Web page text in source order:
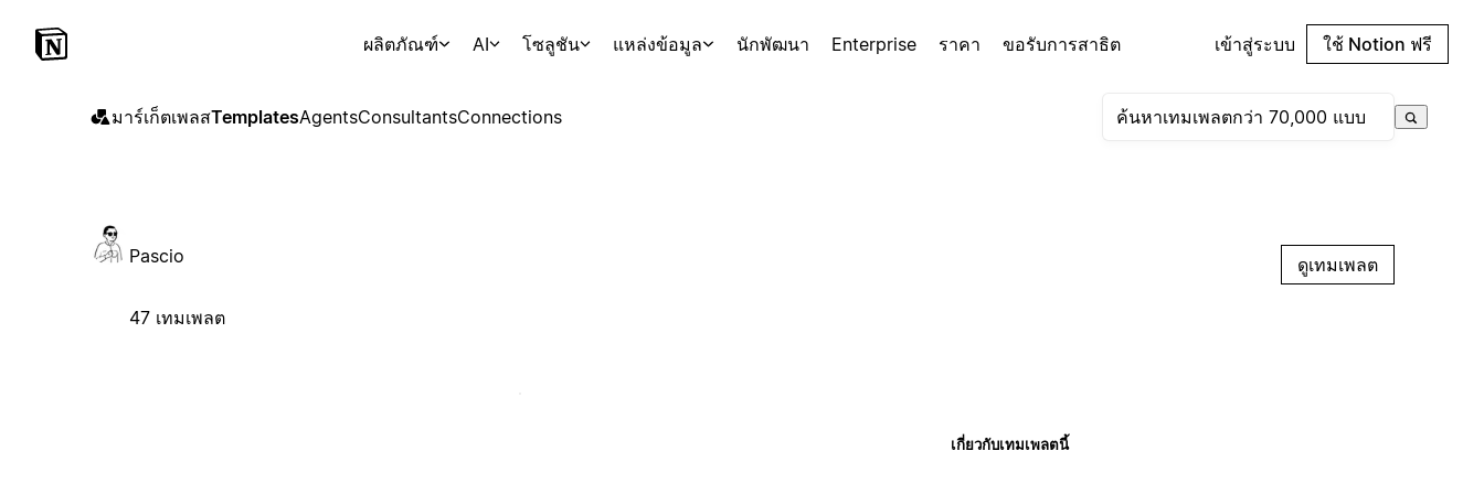
ผลิตภัณฑ์ AI โซลูชัน แหล่งข้อมูล นักพัฒนา Enterprise ราคา ขอรับการสาธิต เข้าสู่ระบบ ใช้ Notion ฟรี
มาร์เก็ตเพลสTemplatesAgentsConsultantsConnections
Pascio
47 เทมเพลต
ดูเทมเพลต
เกี่ยวกับเทมเพลตนี้